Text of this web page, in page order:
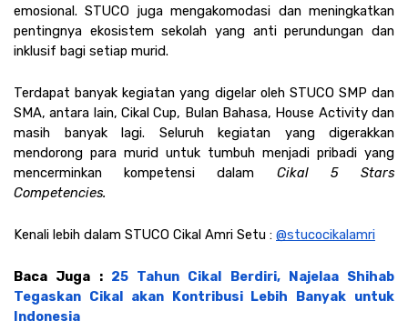
emosional. STUCO juga mengakomodasi dan meningkatkan
pentingnya ekosistem sekolah yang anti perundungan dan
inklusif bagi setiap murid.
Terdapat banyak kegiatan yang digelar oleh STUCO SMP dan
SMA, antara lain, Cikal Cup, Bulan Bahasa, House Activity dan
masih banyak lagi. Seluruh kegiatan yang digerakkan
mendorong para murid untuk tumbuh menjadi pribadi yang
mencerminkan kompetensi dalam Cikal 5 Stars
Competencies.
Kenali lebih dalam STUCO Cikal Amri Setu : @stucocikalamri
Baca Juga : 25 Tahun Cikal Berdiri, Najelaa Shihab
Tegaskan Cikal akan Kontribusi Lebih Banyak untuk
Indonesia